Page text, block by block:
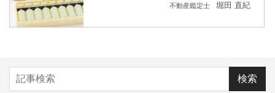
不動産鑑定士 堀田 直紀